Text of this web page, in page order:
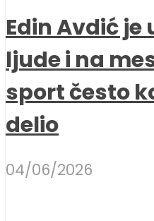
Edin Avdić
ljude i na
sport često
delio
04/06/2026